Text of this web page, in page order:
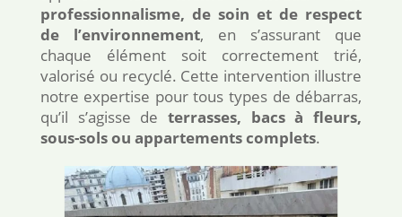
professionnalisme, de soin et de respect
de l’environnement, en s’assurant que
chaque élément soit correctement trié,
valorisé ou recyclé. Cette intervention illustre
notre expertise pour tous types de débarras,
qu’il s’agisse de terrasses, bacs à fleurs,
sous-sols ou appartements complets.